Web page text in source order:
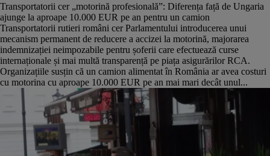
Transportatorii cer „motorină profesională”: Diferența față de Ungaria
ajunge la aproape 10.000 EUR pe an pentru un camion
Transportatorii rutieri români cer Parlamentului introducerea unui
mecanism permanent de reducere a accizei la motorină, majorarea
indemnizației neimpozabile pentru șoferii care efectuează curse
internaționale și mai multă transparență pe piața asigurărilor RCA.
Organizațiile susțin că un camion alimentat în România ar avea costuri
cu motorina cu aproape 10.000 EUR pe an mai mari decât unul...